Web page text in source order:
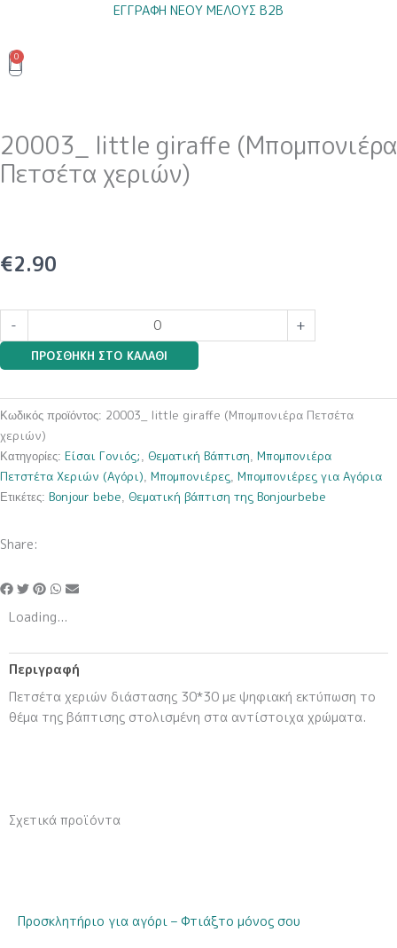
περιεχόμενο
ΕΓΓΡΑΦΗ ΝΕΟΥ ΜΕΛΟΥΣ B2B
0
Cart
20003_ little giraffe (Μπομπονιέρα
Πετσέτα χεριών)
€2.90
-
little
giraffe
Πετσέτα
χεριών)
ποσότητα
+
ΠΡΟΣΘΉΚΗ ΣΤΟ ΚΑΛΆΘΙ
Κωδικός προϊόντος: 20003_ little giraffe (Μπομπονιέρα Πετσέτα
χεριών)
Κατηγορίες: Είσαι Γονιός; Θεματική Βάπτιση Μπομπονιέρα
Πετστέτα Χεριών (Αγόρι) Μπομπονιέρες Μπομπονιέρες για Αγόρια
Ετικέτες: Bonjour bebe Θεματική βάπτιση της Bonjourbebe
Share:
Loading...
Περιγραφή
Πετσέτα χεριών διάστασης 30*30 με ψηφιακή εκτύπωση το
θέμα της βάπτισης στολισμένη στα αντίστοιχα χρώματα.
Σχετικά προϊόντα
Προσκλητήριο για αγόρι – Φτιάξτο μόνος σου